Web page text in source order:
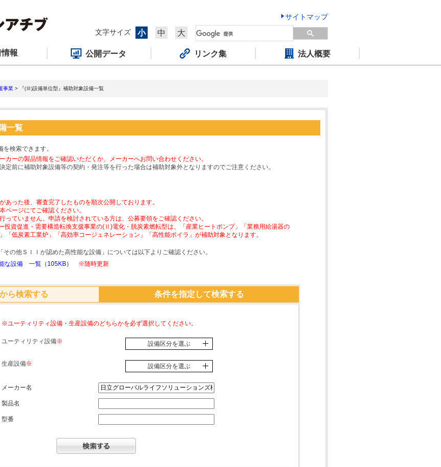
サイトマップ
文字サイズ
小 中 大
報 公開データ リンク集 法人概要
事業 > 『(Ⅲ)設備単位型』補助対象設備一覧
一覧
検索できます。
ーの製品情報をご確認いただくか、メーカーへお問い合わせください。
前に補助対象設備等の契約・発注等を行った場合は補助対象外となりますのでご注意ください。
った後、審査完了したものを順次公開しております。
ページにてご確認ください。
ていません。申請を検討されている方は、公募要領をご確認ください。
投資促進・需要構造転換支援事業の(Ⅱ)電化・脱炭素燃転型は、「産業ヒートポンプ」「業務用給湯器の
「低炭素工業炉」「高効率コージェネレーション」「高性能ボイラ」が補助対象となります。
の他ＳＩＩが認めた高性能な設備」については以下よりご確認ください。
な設備 一覧（105KB）
※随時更新
ら検索する 条件を指定して検索する
※ユーティリティ設備・生産設備のどちらかを必ず選択してください。
ユーティリティ設備※ 設備区分を選ぶ
生産設備※ 設備区分を選ぶ
メーカー名
製品名
型番